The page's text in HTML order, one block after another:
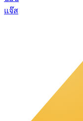
แจ๊ส